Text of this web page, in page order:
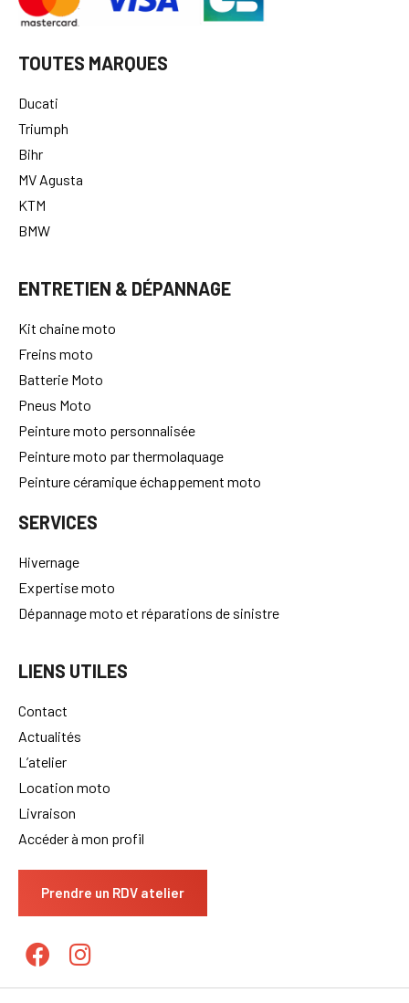
TOUTES MARQUES
Ducati
Triumph
Bihr
MV Agusta
KTM
BMW
ENTRETIEN & DÉPANNAGE
Kit chaine moto
Freins moto
Batterie Moto
Pneus Moto
Peinture moto personnalisée
Peinture moto par thermolaquage
Peinture céramique échappement moto
SERVICES
Hivernage
Expertise moto
Dépannage moto et réparations de sinistre
LIENS UTILES
Contact
Actualités
L’atelier
Location moto
Livraison
Accéder à mon profil
Prendre un RDV atelier